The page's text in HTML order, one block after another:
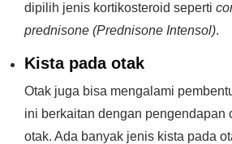
dipilih jenis kortikosteroid seperti
prednisone (Prednisone Intensol).
Kista pada otak
Otak juga bisa mengalami
ini berkaitan dengan pengendapan
otak. Ada banyak jenis kista pada